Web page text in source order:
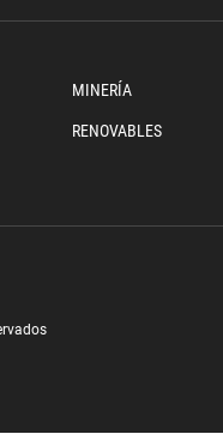
MINERÍA
RENOVABLES